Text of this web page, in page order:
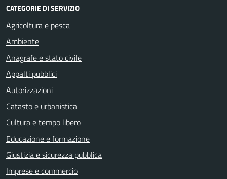
CATEGORIE DI SERVIZIO
Agricoltura e pesca
Ambiente
Anagrafe e stato civile
Appalti pubblici
Autorizzazioni
Catasto e urbanistica
Cultura e tempo libero
Educazione e formazione
Giustizia e sicurezza pubblica
Imprese e commercio